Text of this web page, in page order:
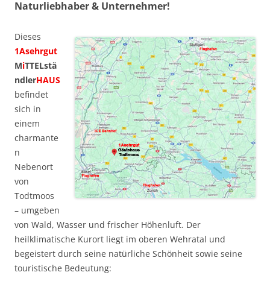
Naturliebhaber & Unternehmer!
Dieses
1Asehrgut
MiTTELstä
ndlerHAUS
befindet
sich in
einem
charmante
n
Nebenort
von
Todtmoos
– umgeben
von Wald, Wasser und frischer Höhenluft. Der
heilklimatische Kurort liegt im oberen Wehratal und
begeistert durch seine natürliche Schönheit sowie seine
touristische Bedeutung: